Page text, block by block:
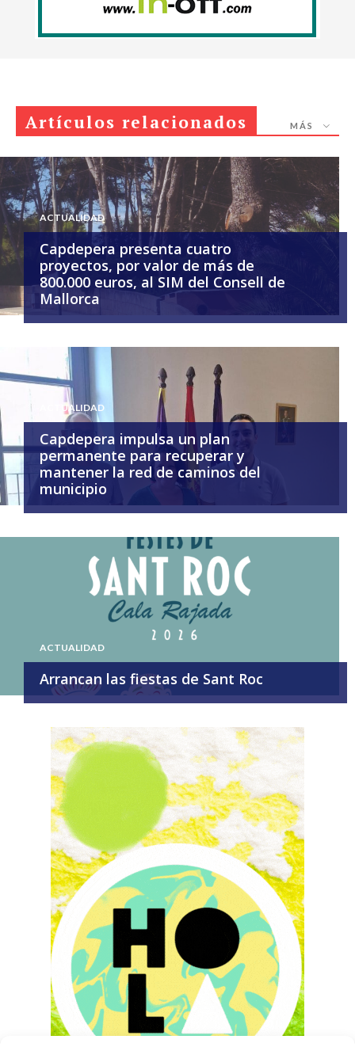
Artículos relacionados MÁS
ACTUALIDAD
Capdepera presenta cuatro
proyectos, por valor de más de
800.000 euros, al SIM del Consell de
Mallorca
ACTUALIDAD
Capdepera impulsa un plan
permanente para recuperar y
mantener la red de caminos del
municipio
ACTUALIDAD
Arrancan las fiestas de Sant Roc